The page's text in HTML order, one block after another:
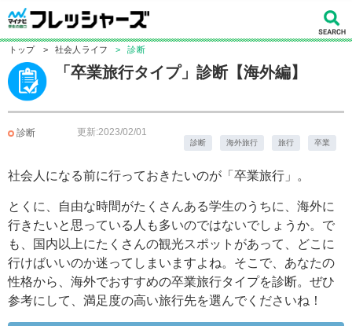
トップ > 社会人ライフ > 診断
「卒業旅行タイプ」診断【海外編】
診断 更新:2023/02/01
診断 海外旅行 旅行 卒業
社会人になる前に行っておきたいのが「卒業旅行」。
とくに、自由な時間がたくさんある学生のうちに、海外に
行きたいと思っている人も多いのではないでしょうか。で
も、国内以上にたくさんの観光スポットがあって、どこに
行けばいいのか迷ってしまいますよね。そこで、あなたの
性格から、海外でおすすめの卒業旅行タイプを診断。ぜひ
参考にして、満足度の高い旅行先を選んでくださいね！